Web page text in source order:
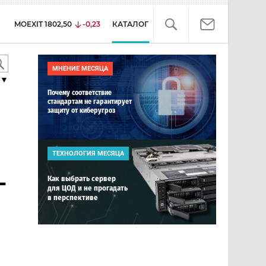
MOEXIT 1802,50 -0,23 КАТАЛОГ
МНЕНИЕ МЕСЯЦА
Почему соответствие
стандартам не гарантирует
защиту от киберугроз
ТЕХНОЛОГИЯ МЕСЯЦА
Как выбрать сервер
для ЦОД и не прогадать
в перспективе